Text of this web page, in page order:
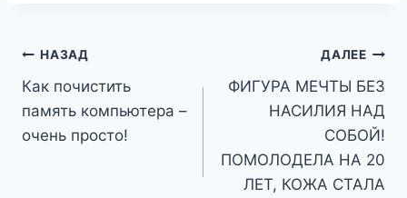
Навигация
по
записям
НАЗАД
Как почистить
память компьютера –
очень просто!
ДАЛЕЕ
ФИГУРА МЕЧТЫ БЕЗ
НАСИЛИЯ НАД
СОБОЙ!
ПОМОЛОДЕЛА НА 20
ЛЕТ, КОЖА СТАЛА